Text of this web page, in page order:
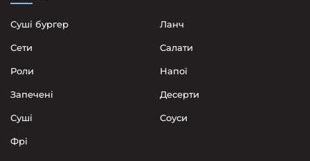
Суші бургер
Сети
Роли
Запечені
Суші
Фрі
Ланч
Cалати
Напої
Десерти
Соуси